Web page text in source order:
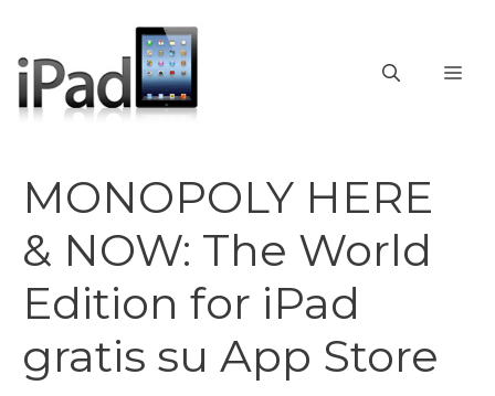
contenuto
MONOPOLY HERE
& NOW: The World
Edition for iPad
gratis su App Store